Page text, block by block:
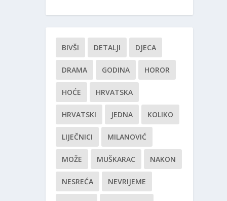
BIVŠI DETALJI DJECA
DRAMA GODINA HOROR
HOĆE HRVATSKA
HRVATSKI JEDNA KOLIKO
LIJEČNICI MILANOVIĆ
MOŽE MUŠKARAC NAKON
NESREĆA NEVRIJEME